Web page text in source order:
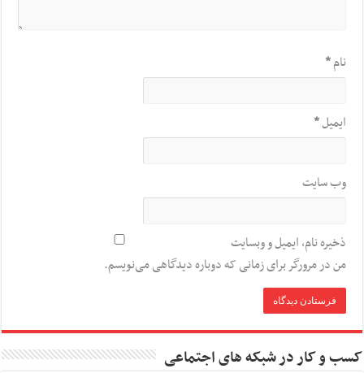
نام*
ایمیل*
وب‌ سایت
ذخیره نام، ایمیل و وبسایت
من در مرورگر برای زمانی که دوباره دیدگاهی می‌نویسم.
کسب و کار در شبکه های اجتماعی